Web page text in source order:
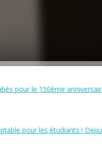
pour le 150ème
pour les étudiants !